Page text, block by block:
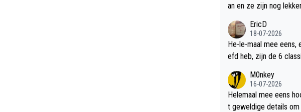
an en ze zijn nog
EricD
18-07-2026
He-le-maal mee eens,
efd heb, zijn de
M0nkey
16-07-2026
Helemaal mee eens
t geweldige details om